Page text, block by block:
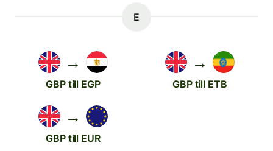
E
→
GBP till EGP
→
GBP till ETB
→
GBP till EUR